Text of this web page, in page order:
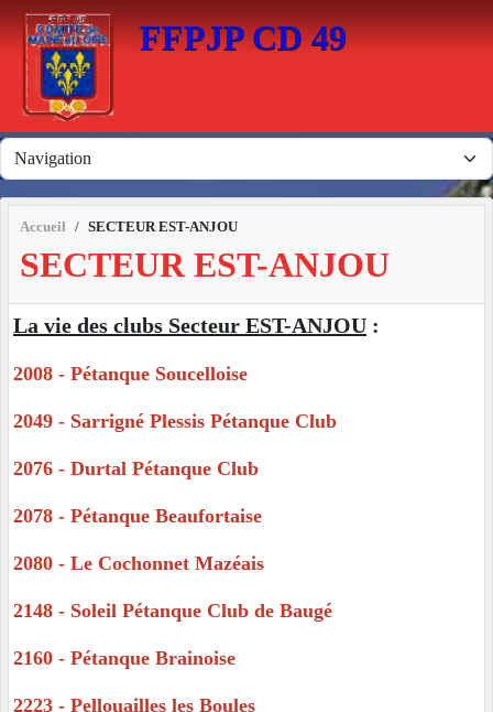
FFPJP CD 49
Accueil SECTEUR EST-ANJOU
SECTEUR EST-ANJOU
La vie des clubs Secteur EST-ANJOU :
2008 - Pétanque Soucelloise
2049 - Sarrigné Plessis Pétanque Club
2076 - Durtal Pétanque Club
2078 - Pétanque Beaufortaise
2080 - Le Cochonnet Mazéais
2148 - Soleil Pétanque Club de Baugé
2160 - Pétanque Brainoise
2223 - Pellouailles les Boules
Panneau de gestion des cookies